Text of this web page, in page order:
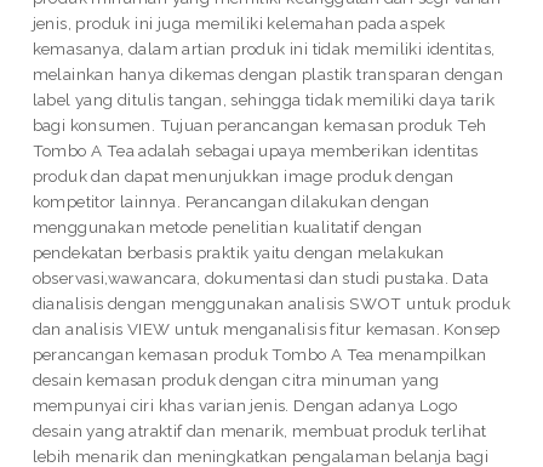
jenis, produk ini juga memiliki kelemahan pada aspek
kemasanya, dalam artian produk ini tidak memiliki identitas,
melainkan hanya dikemas dengan plastik transparan dengan
label yang ditulis tangan, sehingga tidak memiliki daya tarik
bagi konsumen. Tujuan perancangan kemasan produk Teh
Tombo A Tea adalah sebagai upaya memberikan identitas
produk dan dapat menunjukkan image produk dengan
kompetitor lainnya. Perancangan dilakukan dengan
menggunakan metode penelitian kualitatif dengan
pendekatan berbasis praktik yaitu dengan melakukan
observasi,wawancara, dokumentasi dan studi pustaka. Data
dianalisis dengan menggunakan analisis SWOT untuk produk
dan analisis VIEW untuk menganalisis fitur kemasan. Konsep
perancangan kemasan produk Tombo A Tea menampilkan
desain kemasan produk dengan citra minuman yang
mempunyai ciri khas varian jenis. Dengan adanya Logo
desain yang atraktif dan menarik, membuat produk terlihat
lebih menarik dan meningkatkan pengalaman belanja bagi